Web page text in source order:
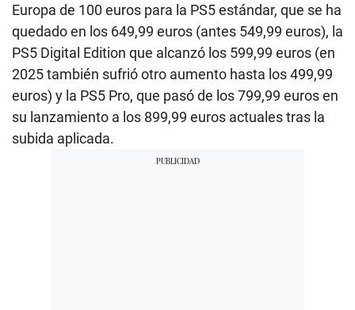
Europa de 100 euros para la PS5 estándar, que se ha
quedado en los 649,99 euros (antes 549,99 euros), la
PS5 Digital Edition que alcanzó los 599,99 euros (en
2025 también sufrió otro aumento hasta los 499,99
euros) y la PS5 Pro, que pasó de los 799,99 euros en
su lanzamiento a los 899,99 euros actuales tras la
subida aplicada.